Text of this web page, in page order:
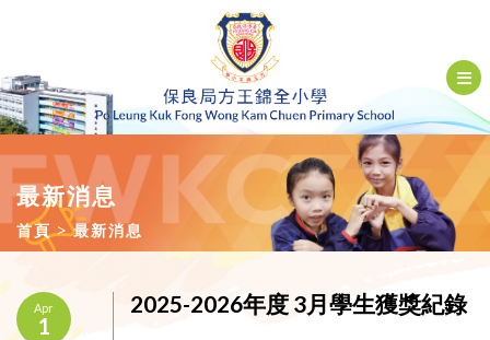
最新消息
首頁 最新消息
Apr
1
2025-2026年度 3月學生獲獎紀錄